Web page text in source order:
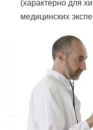
(характерно для
медицинских